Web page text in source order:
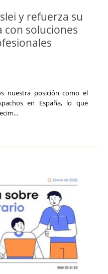
y refuerza su
con soluciones
nuestra posición como el
en España, lo que